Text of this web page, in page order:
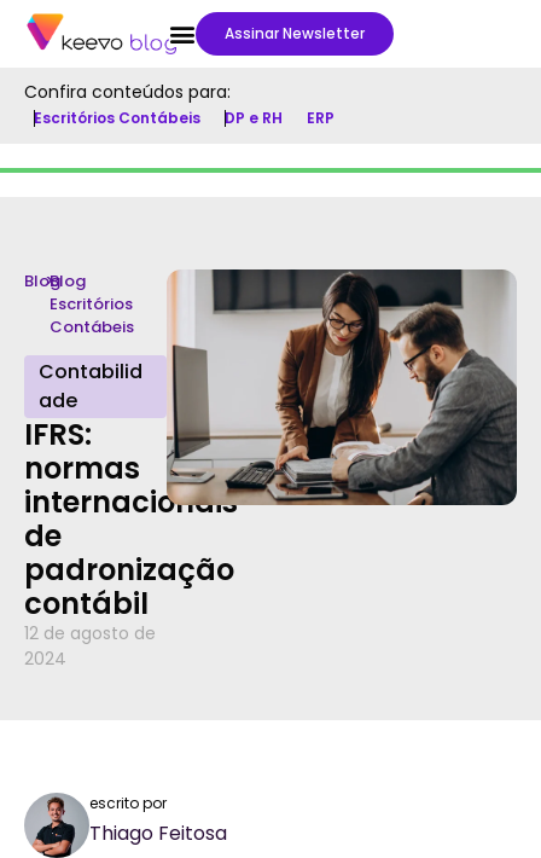
Assinar Newsletter
Confira conteúdos para:
Escritórios Contábeis DP e RH ERP
Blog
>Blog
Escritórios
Contábeis
Contabilid
ade
IFRS:
normas
internacionais
de
padronização
contábil
12 de agosto de
2024
escrito por
Thiago Feitosa